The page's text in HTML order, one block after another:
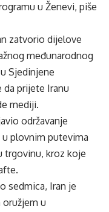
u Ženevi, piše
zatvorio dijelove
međunarodnog
Sjedinjene
da prijete Iranu
mediji.
održavanje
plovnim putevima
trgovinu, kroz koje
sedmica, Iran je
u